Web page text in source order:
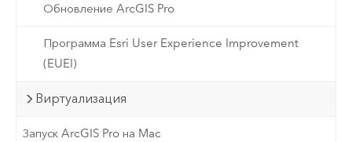
Обновление ArcGIS Pro
Программа Esri User Experience Improvement
(EUEI)
Виртуализация
Запуск ArcGIS Pro на Mac